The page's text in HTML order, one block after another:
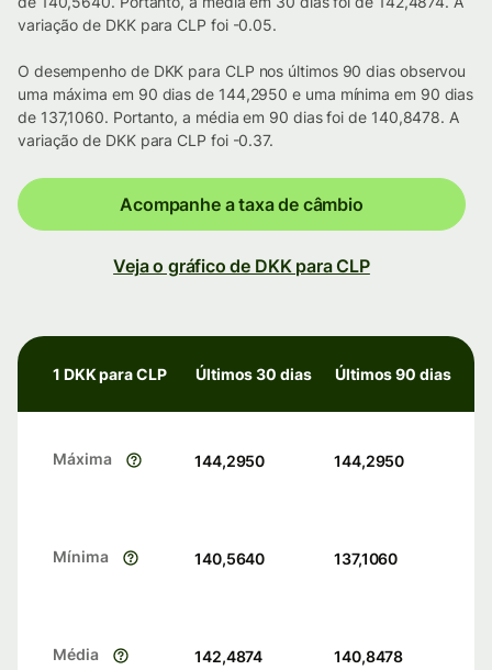
variação de DKK para CLP foi -0.05.
O desempenho de DKK para CLP nos últimos 90 dias observou
uma máxima em 90 dias de 144,2950 e uma mínima em 90 dias
de 137,1060. Portanto, a média em 90 dias foi de 140,8478. A
variação de DKK para CLP foi -0.37.
Acompanhe a taxa de câmbio
Veja o gráfico de DKK para CLP
1 DKK para CLP Últimos 30 dias Últimos 90 dias
Máxima 144,2950 144,2950
Mínima 140,5640 137,1060
Média 142,4874 140,8478